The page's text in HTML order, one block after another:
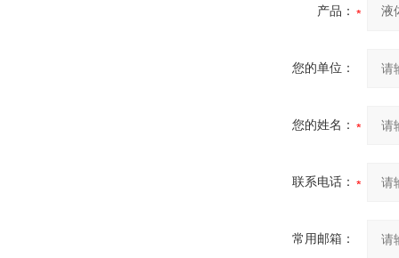
产品：
您的单位：
您的姓名：
联系电话：
常用邮箱：